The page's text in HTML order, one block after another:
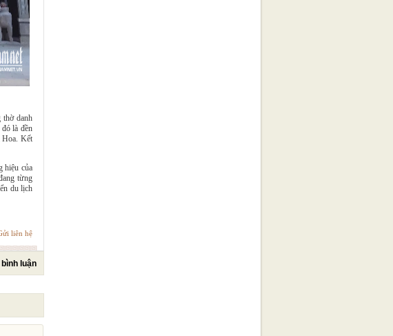
danh
là đền
Hoa. Kết
hiệu của
từng
du lịch
liên hệ
bình luận